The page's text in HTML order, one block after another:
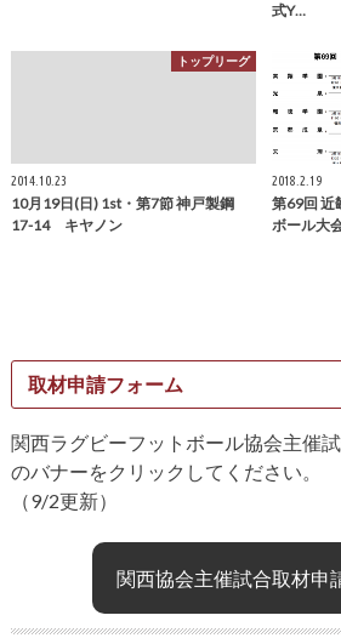
式Y…
トップリーグ
2014.10.23
10月19日(日) 1st・第7節 神戸製鋼
17-14 キヤノン
2018.2.19
第69回 近
ボール大
取材申請フォーム
関西ラグビーフットボール協会主催
のバナーをクリックしてください。
（9/2更新）
関西協会主催試合取材申